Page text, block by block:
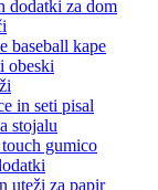
dodatki za dom
baseball kape
obeski
in seti pisal
stojalu
touch gumico
uteži za papir